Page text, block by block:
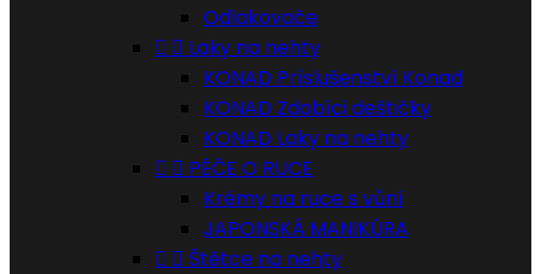
Odlakovače
  Laky na nehty
KONAD Príslušenství Konad
KONAD Zdobíci deštičky
KONAD Laky na nehty
  PÉČE O RUCE
Krémy na ruce s vůní
JAPONSKÁ MANIKÚRA
  Štětce na nehty